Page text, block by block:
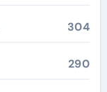
304
290